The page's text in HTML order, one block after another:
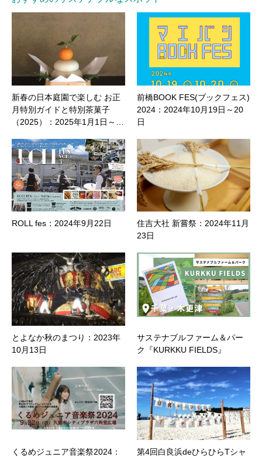
新春の日本庭園で楽しむ お正
月特別ガイドと特別茶菓子
（2025）：2025年1月1日～…
前橋BOOK FES(ブックフェス)
2024：2024年10月19日～20
日
ROLL fes：2024年9月22日
住吉大社 新嘗祭：2024年11月
23日
とよなか秋のまつり：2023年
10月13日
サステナブルファーム＆パー
ク『KURKKU FIELDS』
くるめジュニア音楽祭2024：
第4回白良浜deひらひらTシャ